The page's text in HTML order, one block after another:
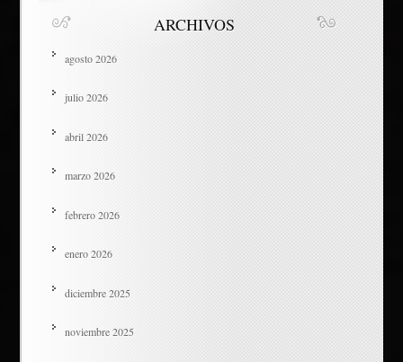
ARCHIVOS
agosto 2026
julio 2026
abril 2026
marzo 2026
febrero 2026
enero 2026
diciembre 2025
noviembre 2025